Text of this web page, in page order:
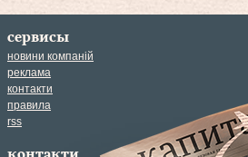
сервисы
новини компаній
реклама
контакти
правила
rss